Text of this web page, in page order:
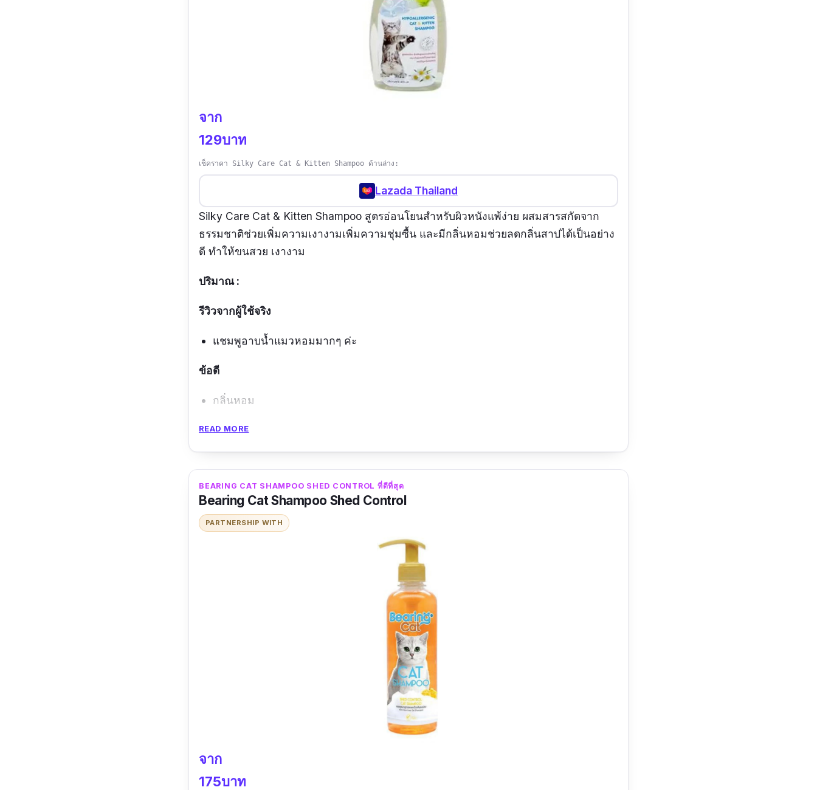
จาก
129บาท
เช็คราคา Silky Care Cat & Kitten Shampoo ด้านล่าง:
Lazada Thailand
Silky Care Cat & Kitten Shampoo สูตรอ่อนโยนสำหรับผิวหนังแพ้ง่าย ผสมสารสกัดจาก
ธรรมชาติช่วยเพิ่มความเงางามเพิ่มความชุ่มซื้น และมีกลิ่นหอมช่วยลดกลิ่นสาปได้เป็นอย่าง
ดี ทำให้ขนสวย เงางาม
ปริมาณ :
รีวิวจากผู้ใช้จริง
แชมพูอาบน้ำแมวหอมมากๆ ค่ะ
ข้อดี
กลิ่นหอม
ข้อเสีย
หาซื้อยาก
READ MORE
BEARING CAT SHAMPOO SHED CONTROL ที่ดีที่สุด
Bearing Cat Shampoo Shed Control
PARTNERSHIP WITH
จาก
175บาท